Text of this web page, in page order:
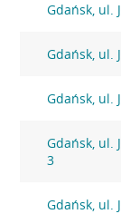
Gdańsk, ul.
Gdańsk, ul.
Gdańsk, ul.
Gdańsk, ul.
3
Gdańsk, ul.